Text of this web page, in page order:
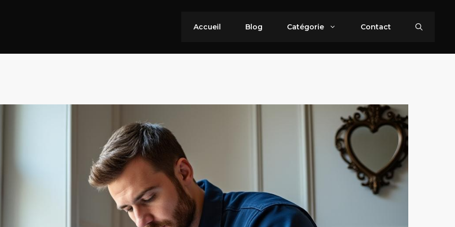
Accueil Blog Catégorie Contact